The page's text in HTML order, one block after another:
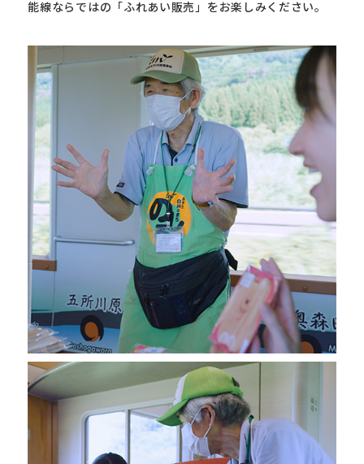
能線ならではの「ふれあい販売」をお楽しみください。